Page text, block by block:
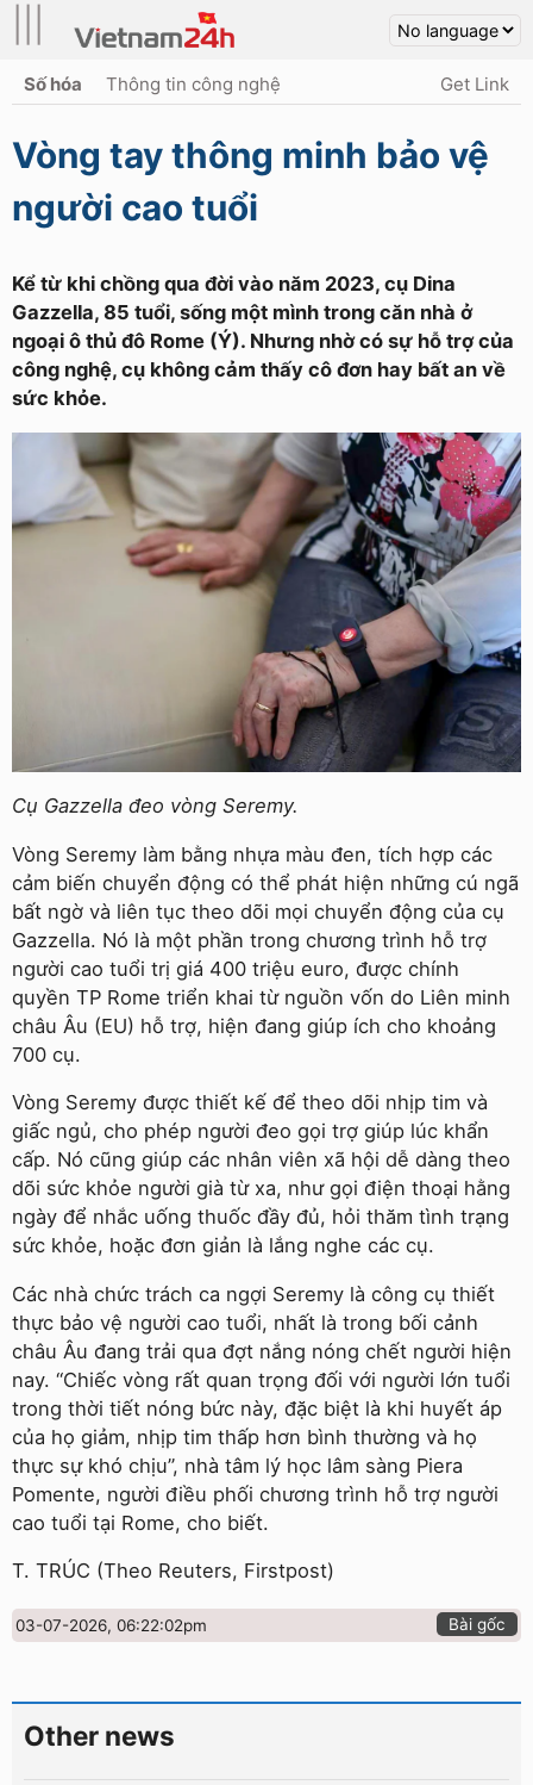
Số hóa Thông tin công nghệ Get Link
Vòng tay thông minh bảo vệ
người cao tuổi
Kể từ khi chồng qua đời vào năm 2023, cụ Dina
Gazzella, 85 tuổi, sống một mình trong căn nhà ở
ngoại ô thủ đô Rome (Ý). Nhưng nhờ có sự hỗ trợ của
công nghệ, cụ không cảm thấy cô đơn hay bất an về
sức khỏe.
Cụ Gazzella đeo vòng Seremy.
Vòng Seremy làm bằng nhựa màu đen, tích hợp các
cảm biến chuyển động có thể phát hiện những cú ngã
bất ngờ và liên tục theo dõi mọi chuyển động của cụ
Gazzella. Nó là một phần trong chương trình hỗ trợ
người cao tuổi trị giá 400 triệu euro, được chính
quyền TP Rome triển khai từ nguồn vốn do Liên minh
châu Âu (EU) hỗ trợ, hiện đang giúp ích cho khoảng
700 cụ.
Vòng Seremy được thiết kế để theo dõi nhịp tim và
giấc ngủ, cho phép người đeo gọi trợ giúp lúc khẩn
cấp. Nó cũng giúp các nhân viên xã hội dễ dàng theo
dõi sức khỏe người già từ xa, như gọi điện thoại hằng
ngày để nhắc uống thuốc đầy đủ, hỏi thăm tình trạng
sức khỏe, hoặc đơn giản là lắng nghe các cụ.
Các nhà chức trách ca ngợi Seremy là công cụ thiết
thực bảo vệ người cao tuổi, nhất là trong bối cảnh
châu Âu đang trải qua đợt nắng nóng chết người hiện
nay. “Chiếc vòng rất quan trọng đối với người lớn tuổi
trong thời tiết nóng bức này, đặc biệt là khi huyết áp
của họ giảm, nhịp tim thấp hơn bình thường và họ
thực sự khó chịu”, nhà tâm lý học lâm sàng Piera
Pomente, người điều phối chương trình hỗ trợ người
cao tuổi tại Rome, cho biết.
T. TRÚC (Theo Reuters, Firstpost)
03-07-2026, 06:22:02pm Bài gốc
Other news